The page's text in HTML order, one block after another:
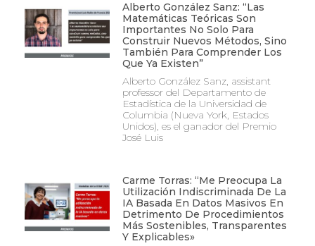
Alberto González Sanz: “Las
Matemáticas Teóricas Son
Importantes No Solo Para
Construir Nuevos Métodos, Sino
También Para Comprender Los
Que Ya Existen”
Alberto González Sanz, assistant
professor del Departamento de
Estadística de la Universidad de
Columbia (Nueva York, Estados
Unidos), es el ganador del Premio
José Luis
Carme Torras: “Me Preocupa La
Utilización Indiscriminada De La
IA Basada En Datos Masivos En
Detrimento De Procedimientos
Más Sostenibles, Transparentes
Y Explicables»